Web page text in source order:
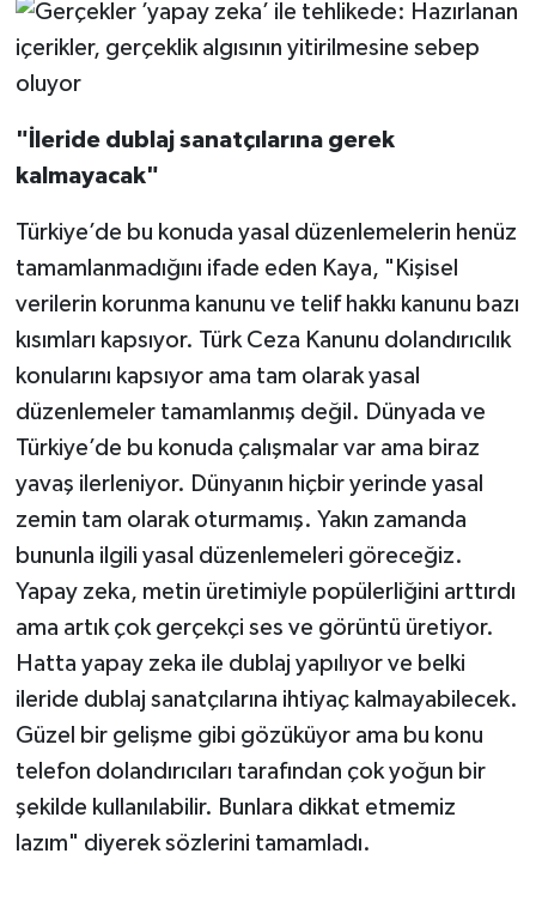
"İleride dublaj sanatçılarına gerek
kalmayacak"
Türkiye’de bu konuda yasal düzenlemelerin henüz
tamamlanmadığını ifade eden Kaya, "Kişisel
verilerin korunma kanunu ve telif hakkı kanunu bazı
kısımları kapsıyor. Türk Ceza Kanunu dolandırıcılık
konularını kapsıyor ama tam olarak yasal
düzenlemeler tamamlanmış değil. Dünyada ve
Türkiye’de bu konuda çalışmalar var ama biraz
yavaş ilerleniyor. Dünyanın hiçbir yerinde yasal
zemin tam olarak oturmamış. Yakın zamanda
bununla ilgili yasal düzenlemeleri göreceğiz.
Yapay zeka, metin üretimiyle popülerliğini arttırdı
ama artık çok gerçekçi ses ve görüntü üretiyor.
Hatta yapay zeka ile dublaj yapılıyor ve belki
ileride dublaj sanatçılarına ihtiyaç kalmayabilecek.
Güzel bir gelişme gibi gözüküyor ama bu konu
telefon dolandırıcıları tarafından çok yoğun bir
şekilde kullanılabilir. Bunlara dikkat etmemiz
lazım" diyerek sözlerini tamamladı.